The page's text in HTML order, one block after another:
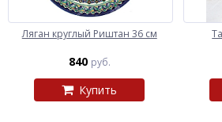
Ляган круглый Риштан 36 см
840 руб.
Купить